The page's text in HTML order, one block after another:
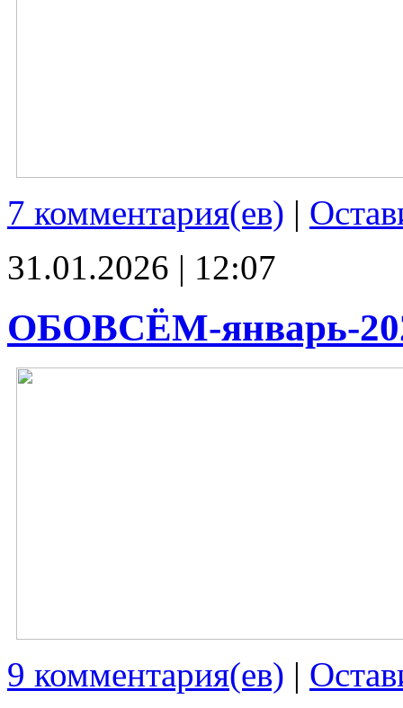
7 комментария(ев) |
31.01.2026 | 12:07
ОБОВСЁМ-январь-
9 комментария(ев) |